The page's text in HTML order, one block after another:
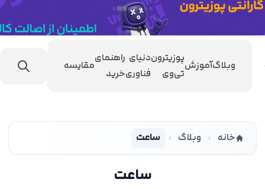
وبلاگآموزشپوزیترون
تی‌وی
دنیای
فناوری
راهنمای
خرید
مقایسه
خانه وبلاگ ساعت
ساعت